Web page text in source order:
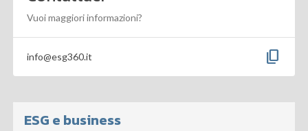
Vuoi maggiori informazioni?
info@esg360.it content_copy
ESG e business